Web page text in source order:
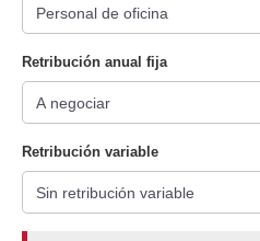
Retribución anual fija
Retribución variable